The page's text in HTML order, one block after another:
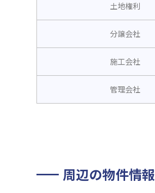
土地権利
分譲会社
施工会社
管理会社
周辺の物件情報